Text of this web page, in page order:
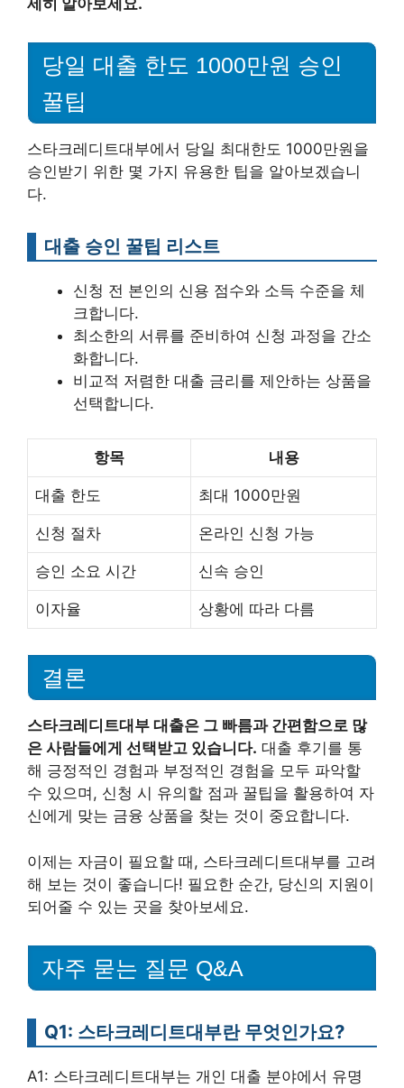
세히 알아보세요.
당일 대출 한도 1000만원 승인
꿀팁
스타크레디트대부에서 당일 최대한도 1000만원을
승인받기 위한 몇 가지 유용한 팁을 알아보겠습니
다.
대출 승인 꿀팁 리스트
신청 전 본인의 신용 점수와 소득 수준을 체
크합니다.
최소한의 서류를 준비하여 신청 과정을 간소
화합니다.
비교적 저렴한 대출 금리를 제안하는 상품을
선택합니다.
항목 내용
대출 한도 최대 1000만원
신청 절차 온라인 신청 가능
승인 소요 시간 신속 승인
이자율 상황에 따라 다름
결론
스타크레디트대부 대출은 그 빠름과 간편함으로 많
은 사람들에게 선택받고 있습니다. 대출 후기를 통
해 긍정적인 경험과 부정적인 경험을 모두 파악할
수 있으며, 신청 시 유의할 점과 꿀팁을 활용하여 자
신에게 맞는 금융 상품을 찾는 것이 중요합니다.
이제는 자금이 필요할 때, 스타크레디트대부를 고려
해 보는 것이 좋습니다! 필요한 순간, 당신의 지원이
되어줄 수 있는 곳을 찾아보세요.
자주 묻는 질문 Q&A
Q1: 스타크레디트대부란 무엇인가요?
A1: 스타크레디트대부는 개인 대출 분야에서 유명